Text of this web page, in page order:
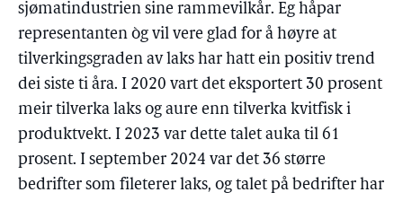
sjømatindustrien sine rammevilkår. Eg håpar
representanten òg vil vere glad for å høyre at
tilverkingsgraden av laks har hatt ein positiv trend
dei siste ti åra. I 2020 vart det eksportert 30 prosent
meir tilverka laks og aure enn tilverka kvitfisk i
produktvekt. I 2023 var dette talet auka til 61
prosent. I september 2024 var det 36 større
bedrifter som fileterer laks, og talet på bedrifter har